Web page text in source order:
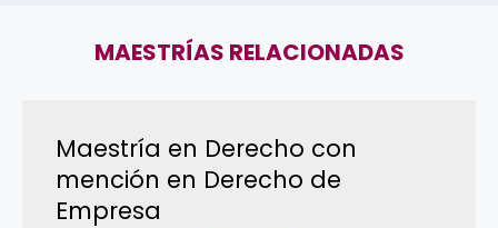
MAESTRÍAS RELACIONADAS
Maestría en Derecho con
mención en Derecho de
Empresa